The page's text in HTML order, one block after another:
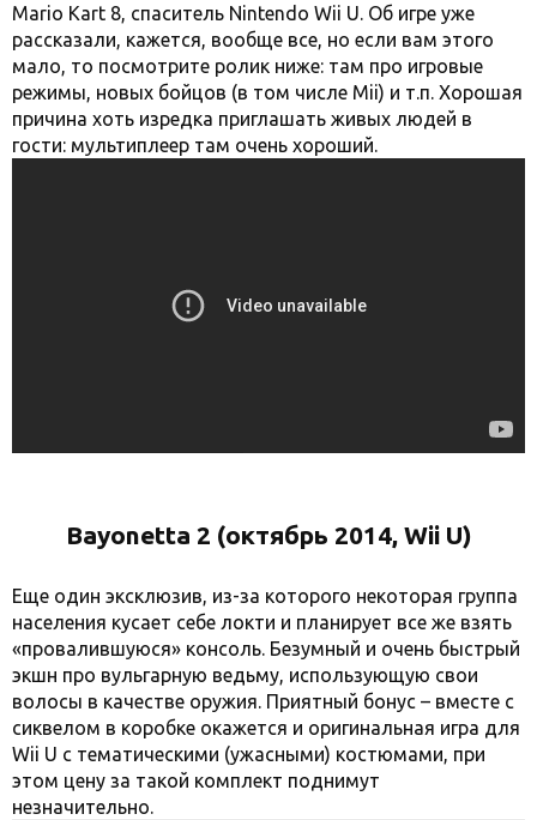
Mario Kart 8, спаситель Nintendo Wii U. Об игре уже
рассказали, кажется, вообще все, но если вам этого
мало, то посмотрите ролик ниже: там про игровые
режимы, новых бойцов (в том числе Mii) и т.п. Хорошая
причина хоть изредка приглашать живых людей в
гости: мультиплеер там очень хороший.
Bayonetta 2 (октябрь 2014, Wii U)
Еще один эксклюзив, из-за которого некоторая группа
населения кусает себе локти и планирует все же взять
«провалившуюся» консоль. Безумный и очень быстрый
экшн про вульгарную ведьму, использующую свои
волосы в качестве оружия. Приятный бонус – вместе с
сиквелом в коробке окажется и оригинальная игра для
Wii U с тематическими (ужасными) костюмами, при
этом цену за такой комплект поднимут
незначительно.